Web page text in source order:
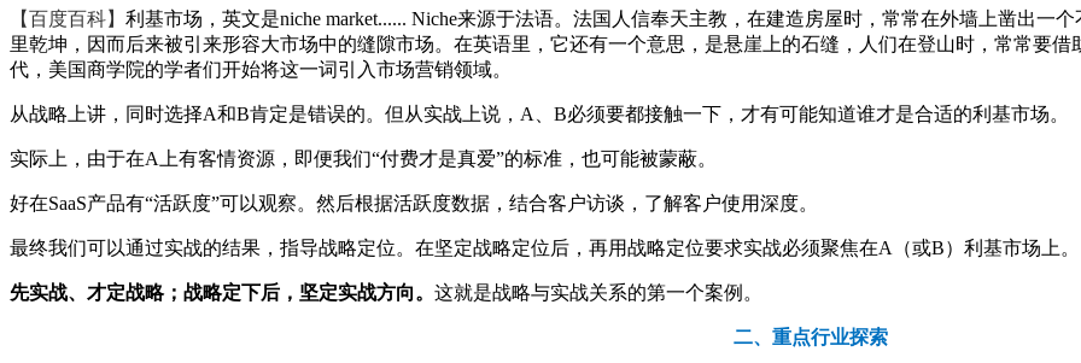
【百度百科】 利基市场，英文是niche market...... Niche来源于法语。法国人信奉天主教，在建造房屋时，常常在外墙上凿出一
里乾坤，因而后来被引来形容大市场中的缝隙市场。在英语里，它还有一个意思，是悬崖上的石缝，人们在登山时，常常要
代，美国商学院的学者们开始将这一词引入市场营销领域。
从战略上讲，同时选择A和B肯定是错误的。但从实战上说，A、B必须要都接触一下，才有可能知道谁才是合适的利基市场。
实际上，由于在A上有客情资源，即便我们“付费才是真爱”的标准，也可能被蒙蔽。
好在SaaS产品有“活跃度”可以观察。然后根据活跃度数据，结合客户访谈，了解客户使用深度。
最终我们可以通过实战的结果，指导战略定位。在坚定战略定位后，再用战略定位要求实战必须聚焦在A（或B）利基市场上。
先实战、才定战略；战略定下后，坚定实战方向。 这就是战略与实战关系的第一个案例。
二、 重点行业探索